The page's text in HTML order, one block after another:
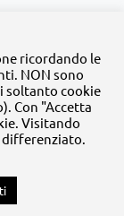
| MyFpm è un
YouTube
ricordando le
NON sono
soltanto cookie
Con "Accetta
Visitando
differenziato.